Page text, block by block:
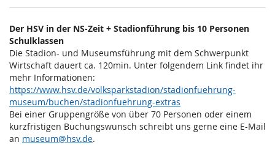
Der HSV in der NS-Zeit + Stadionführung bis 10 Personen
Schulklassen
Die Stadion- und Museumsführung mit dem Schwerpunkt
Wirtschaft dauert ca. 120min. Unter folgendem Link findet ihr
mehr Informationen:
https://www.hsv.de/volksparkstadion/stadionfuehrung-
museum/buchen/stadionfuehrung-extras
Bei einer Gruppengröße von über 70 Personen oder einem
kurzfristigen Buchungswunsch schreibt uns gerne eine E-Mail
an museum@hsv.de.